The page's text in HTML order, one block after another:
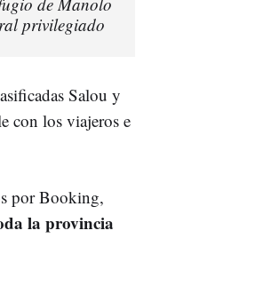
privilegiado
Salou y
con los viajeros e
por Booking,
la provincia